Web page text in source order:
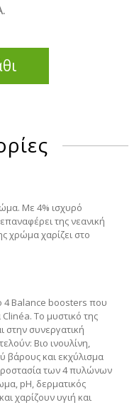
Με 4% ισχυρό
της νεανική
χρώμα χαρίζει στο
4 Balance boosters που
Το μυστικό της
στην συνεργατική
Βιο ινουλίνη,
βάρους και εκχύλισμα
των 4 πυλώνων
pH, δερματικός
χαρίζουν υγιή και